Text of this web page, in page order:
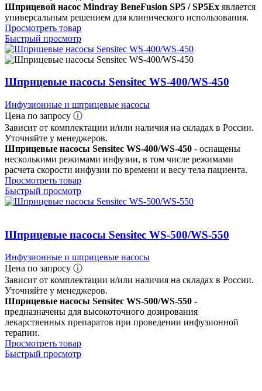
Шприцевой насос Mindray BeneFusion SP5 / SP5Ex является
универсальным решением для клинического использования.
Просмотреть товар
Быстрый просмотр
Шприцевые насосы Sensitec WS-400/WS-450
Инфузионные и шприцевые насосы
Цена по запросу ⓘ
Зависит от комплектации и/или наличия на складах в России.
Уточняйте у менеджеров.
Шприцевые насосы Sensitec WS-400/WS-450 - оснащены
несколькими режимами инфузии, в том числе режимами
расчета скорости инфузии по времени и весу тела пациента.
Просмотреть товар
Быстрый просмотр
Шприцевые насосы Sensitec WS-500/WS-550
Инфузионные и шприцевые насосы
Цена по запросу ⓘ
Зависит от комплектации и/или наличия на складах в России.
Уточняйте у менеджеров.
Шприцевые насосы Sensitec WS-500/WS-550 -
предназначены для высокоточного дозирования
лекарственных препаратов при проведении инфузионной
терапии.
Просмотреть товар
Быстрый просмотр